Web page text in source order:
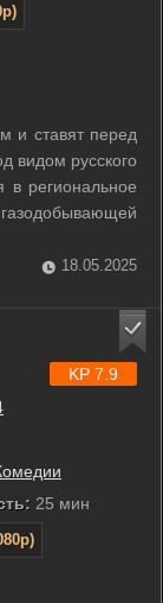
и ставят перед
видом русского
региональное
секретную
ученых в
18.05.2025
25 мин
KP 7.9